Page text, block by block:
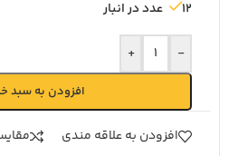
12 عدد در انبار
-
+
افزودن به سبد
افزودن به علاقه مندی